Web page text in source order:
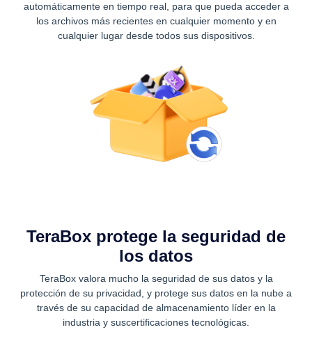
automáticamente en tiempo real, para que pueda acceder a
los archivos más recientes en cualquier momento y en
cualquier lugar desde todos sus dispositivos.
TeraBox protege la seguridad de
los datos
TeraBox valora mucho la seguridad de sus datos y la
protección de su privacidad, y protege sus datos en la nube a
través de su capacidad de almacenamiento líder en la
industria y suscertificaciones tecnológicas.